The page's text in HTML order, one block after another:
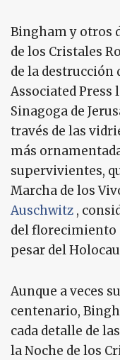
Bingham y otros
de los Cristales
de la
Associated Press
Sinagoga de
través de las
más
supervivientes,
Marcha de los
Auschwitz ,
del florecimiento
pesar del
Aunque a veces
centenario,
cada detalle de
la Noche de los